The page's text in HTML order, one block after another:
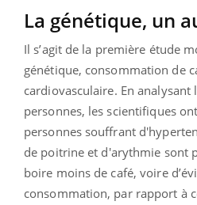
La génétique, un
Il s’agit de la première étude
génétique, consommation de
cardiovasculaire. En analysant
personnes, les scientifiques
personnes souffrant
de poitrine et d'arythmie sont
boire moins de café, voire
consommation, par rapport à